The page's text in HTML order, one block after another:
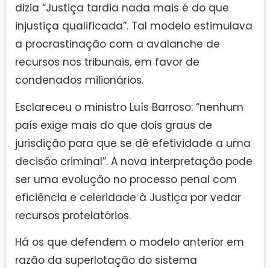
dizia “Justiça tardia nada mais é do que
injustiça qualificada”. Tal modelo estimulava
a procrastinação com a avalanche de
recursos nos tribunais, em favor de
condenados milionários.
Esclareceu o ministro Luís Barroso: “nenhum
país exige mais do que dois graus de
jurisdição para que se dê efetividade a uma
decisão criminal”. A nova interpretação pode
ser uma evolução no processo penal com
eficiência e celeridade à Justiça por vedar
recursos protelatórios.
Há os que defendem o modelo anterior em
razão da superlotação do sistema